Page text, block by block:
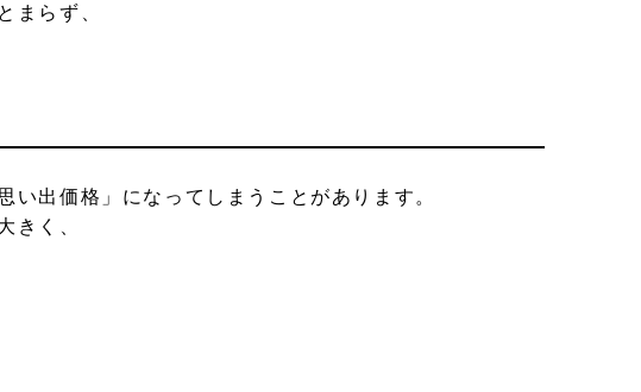
まらず、
い出価格」になってしまうことがあります。
きく、